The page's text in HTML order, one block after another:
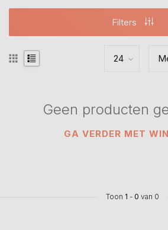
Filters
Geen producten
GA VERDER MET
Toon 1 - 0 van 0